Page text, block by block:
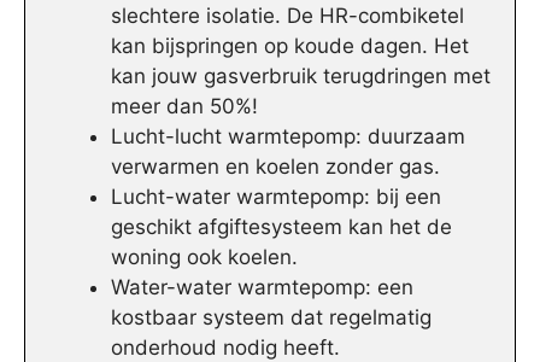
slechtere isolatie. De HR-combiketel
kan bijspringen op koude dagen. Het
kan jouw gasverbruik terugdringen met
meer dan 50%!
Lucht-lucht warmtepomp: duurzaam
verwarmen en koelen zonder gas.
Lucht-water warmtepomp: bij een
geschikt afgiftesysteem kan het de
woning ook koelen.
Water-water warmtepomp: een
kostbaar systeem dat regelmatig
onderhoud nodig heeft.